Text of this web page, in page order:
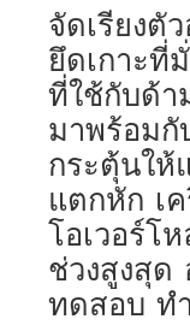
จัดเรียงตั
ยึดเกาะที่
ที่ใช้กับด้า
มาพร้อมกั
กระตุ้นให้
แตกหัก เ
โอเวอร์โ
ช่วงสูงสุ
ทดสอบ ท